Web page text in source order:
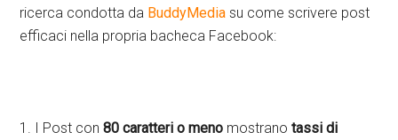
ricerca condotta da BuddyMedia su come scrivere post
efficaci nella propria bacheca Facebook:
1. I Post con 80 caratteri o meno mostranotassi di